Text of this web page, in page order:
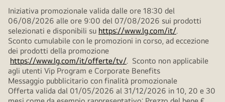
Iniziativa promozionale valida dalle ore 18:30 del
06/08/2026 alle ore 9:00 del 07/08/2026 sui prodotti
selezionati e disponibili su https://www.lg.com/it/.
Sconto cumulabile con le promozioni in corso, ad eccezione
dei prodotti della promozione
https://www.lg.com/it/offerte/tv/. Sconto non applicabile
agli utenti Vip Program e Corporate Benefits
Messaggio pubblicitario con finalità promozionale
Offerta valida dal 01/05/2026 al 31/12/2026 in 10, 20 e 30